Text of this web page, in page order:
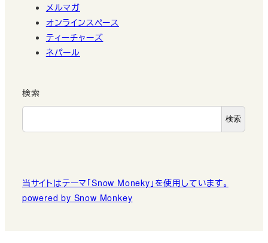
メルマガ
オンラインスペース
ティーチャーズ
ネパール
検索
検索
当サイトはテーマ「Snow Moneky」を使用しています。
powered by Snow Monkey